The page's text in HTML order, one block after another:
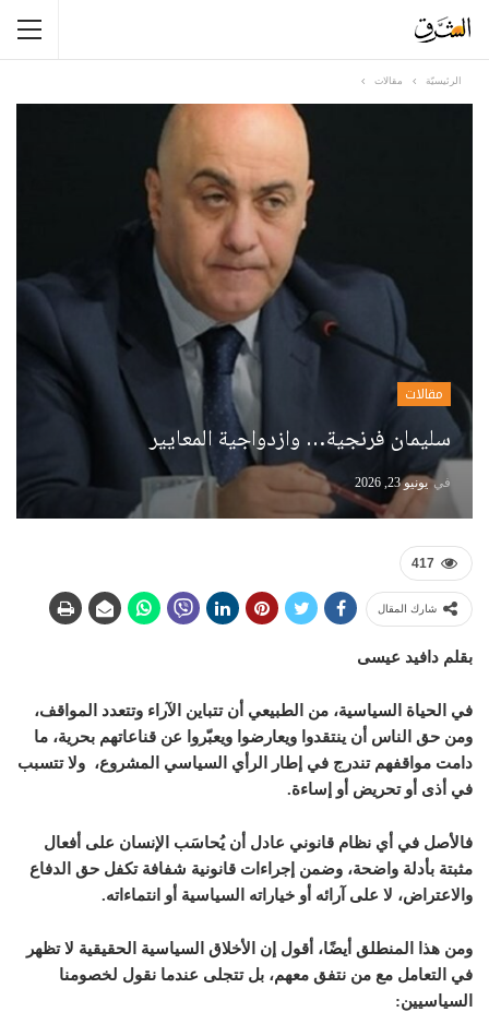
الرئيسيّة مقالات
مقالات
سليمان فرنجية… وازدواجية المعايير
فييونيو 23, 2026
417
شارك المقال
بقلم دافيد عيسى
في الحياة السياسية، من الطبيعي أن تتباين الآراء وتتعدد المواقف،
ومن حق الناس أن ينتقدوا ويعارضوا ويعبّروا عن قناعاتهم بحرية، ما
دامت مواقفهم تندرج في إطار الرأي السياسي المشروع، ولا تتسبب
في أذى أو تحريض أو إساءة.
فالأصل في أي نظام قانوني عادل أن يُحاسَب الإنسان على أفعال
مثبتة بأدلة واضحة، وضمن إجراءات قانونية شفافة تكفل حق الدفاع
والاعتراض، لا على آرائه أو خياراته السياسية أو انتماءاته.
ومن هذا المنطلق أيضًا، أقول إن الأخلاق السياسية الحقيقية لا تظهر
في التعامل مع من نتفق معهم، بل تتجلى عندما نقول لخصومنا
السياسيين: